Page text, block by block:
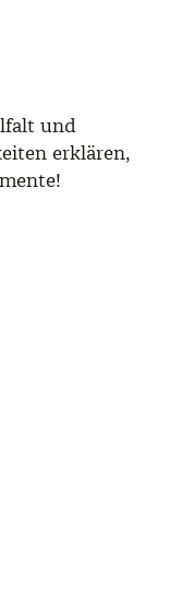
und
erklären,